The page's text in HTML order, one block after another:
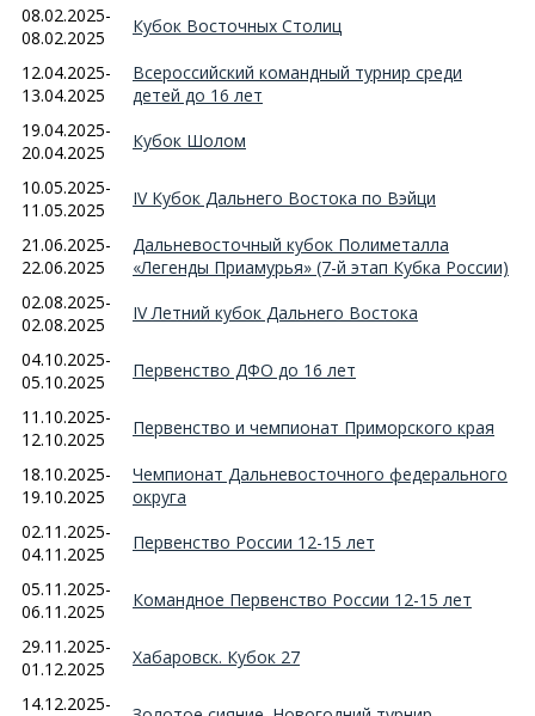
08.02.2025-
08.02.2025
Кубок Восточных Столиц
12.04.2025-
13.04.2025
Всероссийский командный турнир среди
детей до 16 лет
19.04.2025-
20.04.2025
Кубок Шолом
10.05.2025-
11.05.2025
IV Кубок Дальнего Востока по Вэйци
21.06.2025-
22.06.2025
Дальневосточный кубок Полиметалла
«Легенды Приамурья» (7-й этап Кубка России)
02.08.2025-
02.08.2025
IV Летний кубок Дальнего Востока
04.10.2025-
05.10.2025
Первенство ДФО до 16 лет
11.10.2025-
12.10.2025
Первенство и чемпионат Приморского края
18.10.2025-
19.10.2025
Чемпионат Дальневосточного федерального
округа
02.11.2025-
04.11.2025
Первенство России 12-15 лет
05.11.2025-
06.11.2025
Командное Первенство России 12-15 лет
29.11.2025-
01.12.2025
Хабаровск. Кубок 27
14.12.2025-